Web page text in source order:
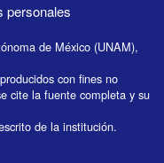
personales
de México (UNAM),
con fines no
cite la fuente completa y su
de la institución.